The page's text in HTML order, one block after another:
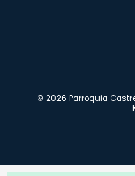
© 2026 Parroquia